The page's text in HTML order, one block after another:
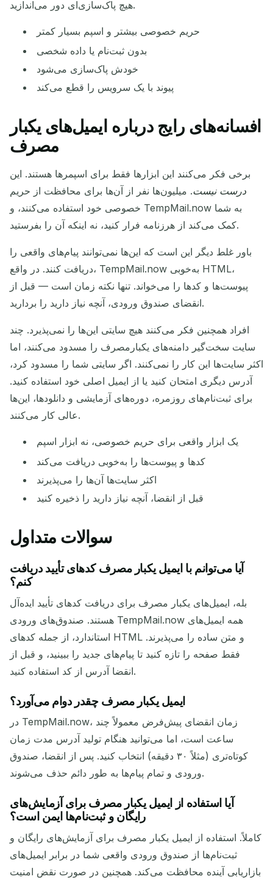
هیچ پاک‌سازی‌ای دور می‌اندازید.
حریم خصوصی بیشتر و اسپم بسیار کمتر
بدون ثبت‌نام یا داده شخصی
خودش پاک‌سازی می‌شود
پیوند با یک سرویس را قطع می‌کند
افسانه‌های رایج درباره ایمیل‌های یکبار
مصرف
برخی فکر می‌کنند این ابزارها فقط برای اسپمرها هستند. این
درست نیست. میلیون‌ها نفر از آن‌ها برای محافظت از حریم
خصوصی خود استفاده می‌کنند، و TempMail.now به شما
کمک می‌کند از هرزنامه فرار کنید، نه اینکه آن را بفرستید.
باور غلط دیگر این است که این‌ها نمی‌توانند پیام‌های واقعی را
دریافت کنند. در واقع، TempMail.now به‌خوبی HTML،
پیوست‌ها و کدها را می‌خواند. تنها نکته زمان است — قبل از
انقضای صندوق ورودی، آنچه نیاز دارید را بردارید.
افراد همچنین فکر می‌کنند هیچ سایتی این‌ها را نمی‌پذیرد. چند
سایت سخت‌گیر دامنه‌های یکبارمصرف را مسدود می‌کنند، اما
اکثر سایت‌ها این کار را نمی‌کنند. اگر سایتی شما را مسدود کرد،
آدرس دیگری امتحان کنید یا از ایمیل اصلی خود استفاده کنید.
برای ثبت‌نام‌های روزمره، دوره‌های آزمایشی و دانلودها، این‌ها
عالی کار می‌کنند.
یک ابزار واقعی برای حریم خصوصی، نه ابزار اسپم
کدها و پیوست‌ها را به‌خوبی دریافت می‌کند
اکثر سایت‌ها آن‌ها را می‌پذیرند
قبل از انقضا، آنچه نیاز دارید را ذخیره کنید
سوالات متداول
آیا می‌توانم با ایمیل یکبار مصرف کدهای تأیید دریافت
کنم؟
بله، ایمیل‌های یکبار مصرف برای دریافت کدهای تأیید ایده‌آل
هستند. صندوق‌های ورودی TempMail.now همه ایمیل‌های
استاندارد، از جمله کدهای HTML و متن ساده را می‌پذیرند.
فقط صفحه را تازه کنید تا پیام‌های جدید را ببینید، و قبل از
انقضا آدرس از کد استفاده کنید.
ایمیل یکبار مصرف چقدر دوام می‌آورد؟
در TempMail.now، زمان انقضای پیش‌فرض معمولاً چند
ساعت است، اما می‌توانید هنگام تولید آدرس مدت زمان
کوتاه‌تری (مثلاً ۳۰ دقیقه) انتخاب کنید. پس از انقضا، صندوق
ورودی و تمام پیام‌ها به طور دائم حذف می‌شوند.
آیا استفاده از ایمیل یکبار مصرف برای آزمایش‌های
رایگان و ثبت‌نام‌ها ایمن است؟
کاملاً. استفاده از ایمیل یکبار مصرف برای آزمایش‌های رایگان و
ثبت‌نام‌ها از صندوق ورودی واقعی شما در برابر ایمیل‌های
بازاریابی آینده محافظت می‌کند. همچنین در صورت نقض امنیت